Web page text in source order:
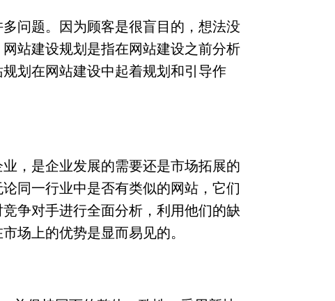
问题。因为顾客是很盲目的，想法没
站建设规划是指在网站建设之前分析
划在网站建设中起着规划和引导作
，是企业发展的需要还是市场拓展的
同一行业中是否有类似的网站，它们
争对手进行全面分析，利用他们的缺
场上的优势是显而易见的。